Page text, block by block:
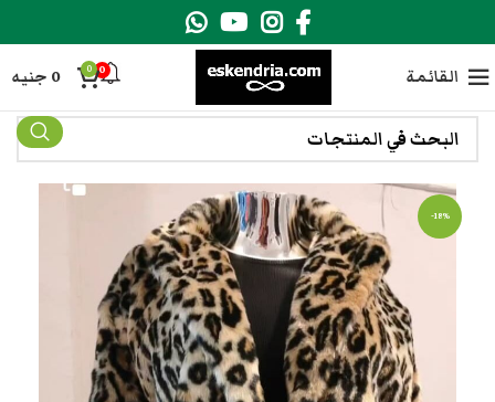
القائمة 0
0
0 جنيه
-18%